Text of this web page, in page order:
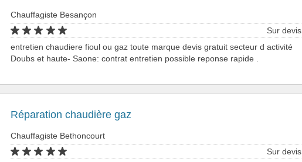
Chauffagiste Besançon
Sur devis
entretien chaudiere fioul ou gaz toute marque devis gratuit secteur d activité
Doubs et haute- Saone: contrat entretien possible reponse rapide .
Réparation chaudière gaz
Chauffagiste Bethoncourt
Sur devis